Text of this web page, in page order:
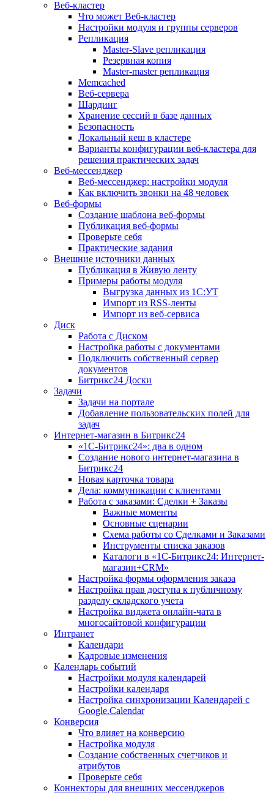
Веб-кластер
Что может Веб-кластер
Настройки модуля и группы серверов
Репликация
Master-Slave репликация
Резервная копия
Master-master репликация
Memcached
Веб-сервера
Шардинг
Хранение сессий в базе данных
Безопасность
Локальный кеш в кластере
Варианты конфигурации веб-кластера для
решения практических задач
Веб-мессенджер
Веб-мессенджер: настройки модуля
Как включить звонки на 48 человек
Веб-формы
Создание шаблона веб-формы
Публикация веб-формы
Проверьте себя
Практические задания
Внешние источники данных
Публикация в Живую ленту
Примеры работы модуля
Выгрузка данных из 1С:УТ
Импорт из RSS-ленты
Импорт из веб-сервиса
Диск
Работа с Диском
Настройка работы с документами
Подключить собственный сервер
документов
Битрикс24 Доски
Задачи
Задачи на портале
Добавление пользовательских полей для
задач
Интернет-магазин в Битрикс24
«1С-Битрикс24»: два в одном
Создание нового интернет-магазина в
Битрикс24
Новая карточка товара
Дела: коммуникации с клиентами
Работа с заказами: Сделки + Заказы
Важные моменты
Основные сценарии
Схема работы со Сделками и Заказами
Инструменты списка заказов
Каталоги в «1С-Битрикс24: Интернет-
магазин+CRM»
Настройка формы оформления заказа
Настройка прав доступа к публичному
разделу складского учета
Настройка виджета онлайн-чата в
многосайтовой конфигурации
Интранет
Календари
Кадровые изменения
Календарь событий
Настройки модуля календарей
Настройки календаря
Настройка синхронизации Календарей с
Google.Calendar
Конверсия
Что влияет на конверсию
Настройка модуля
Создание собственных счетчиков и
атрибутов
Проверьте себя
Коннекторы для внешних мессенджеров